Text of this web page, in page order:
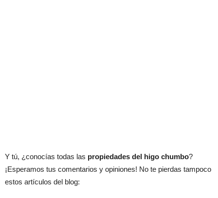
Y tú, ¿conocías todas las propiedades del higo chumbo?
¡Esperamos tus comentarios y opiniones! No te pierdas tampoco
estos artículos del blog: